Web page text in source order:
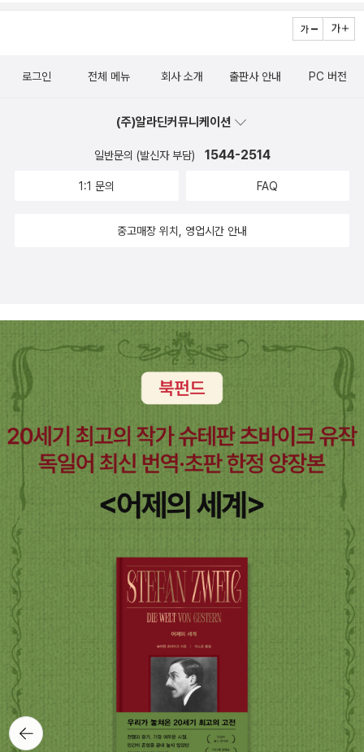
뒤로가
기
로그인 전체 메뉴 회사 소개 출판사 안내 PC 버전
(주)알라딘커뮤니케이션
일반문의 (발신자 부담) 1544-2514
1:1 문의 FAQ
중고매장 위치, 영업시간 안내